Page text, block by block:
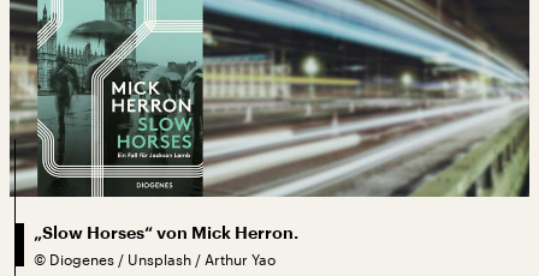
„Slow Horses“ von Mick Herron.
© Diogenes / Unsplash / Arthur Yao